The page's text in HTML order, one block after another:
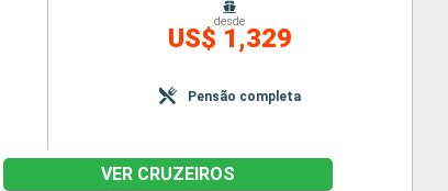
desde
US$ 1,329
Pensão completa
VER CRUZEIROS